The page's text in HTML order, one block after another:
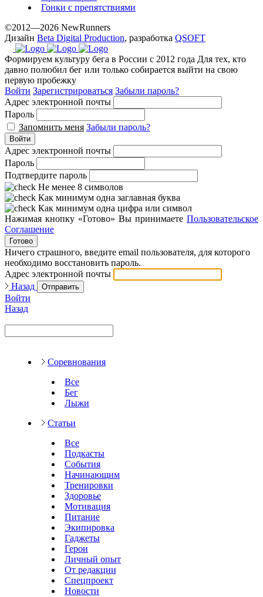
Гонки с препятствиями
©2012—2026 NewRunners
Дизайн Beta Digital Production, разработка QSOFT
Формируем культуру бега в России с 2012 года Для тех, кто
давно полюбил бег или только собирается выйти на свою
первую пробежку
Войти Зарегистрироваться Забыли пароль?
Адрес электронной почты
Пароль
Запомнить меня Забыли пароль?
Войти
Адрес электронной почты
Пароль
Подтвердите пароль
Не менее 8 символов
Как минимум одна заглавная буква
Как минимум одна цифра или символ
Нажимая кнопку «Готово» Вы принимаете Пользовательское
Соглашение
Готово
Ничего страшного, введите email пользователя, для которого
необходимо восстановить пароль.
Адрес электронной почты
Назад
Отправить
Войти
Назад
Соревнования
Все
Бег
Лыжи
Статьи
Все
Подкасты
События
Начинающим
Тренировки
Здоровье
Мотивация
Питание
Экипировка
Гаджеты
Герои
Личный опыт
От редакции
Спецпроект
Новости